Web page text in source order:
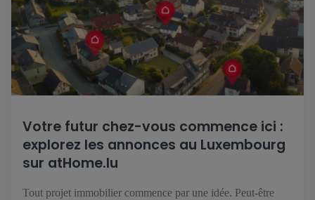
Votre futur chez-vous commence ici :
explorez les annonces au Luxembourg
sur atHome.lu
Tout projet immobilier commence par une idée. Peut-être